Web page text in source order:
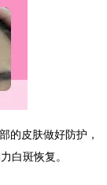
的皮肤做好防护，
白斑恢复。